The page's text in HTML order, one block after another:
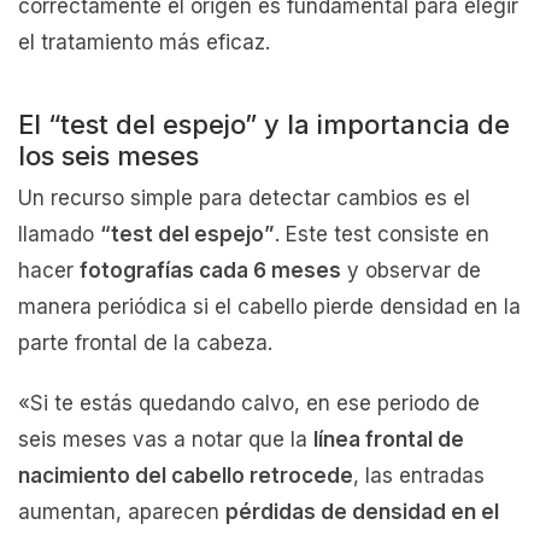
correctamente el origen es fundamental para elegir
el tratamiento más eficaz.
El “test del espejo” y la importancia de
los seis meses
Un recurso simple para detectar cambios es el
llamado “test del espejo”. Este test consiste en
hacer fotografías cada 6 meses y observar de
manera periódica si el cabello pierde densidad en la
parte frontal de la cabeza.
«Si te estás quedando calvo, en ese periodo de
seis meses vas a notar que la línea frontal de
nacimiento del cabello retrocede, las entradas
aumentan, aparecen pérdidas de densidad en el